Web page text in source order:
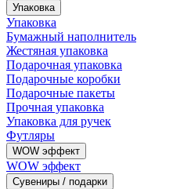
Упаковка
Упаковка
Бумажный наполнитель
Жестяная упаковка
Подарочная упаковка
Подарочные коробки
Подарочные пакеты
Прочная упаковка
Упаковка для ручек
Футляры
WOW эффект
WOW эффект
Сувениры / подарки